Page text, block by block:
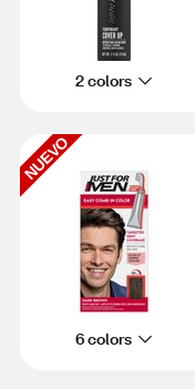
2 colors
NUEVO
6 colors